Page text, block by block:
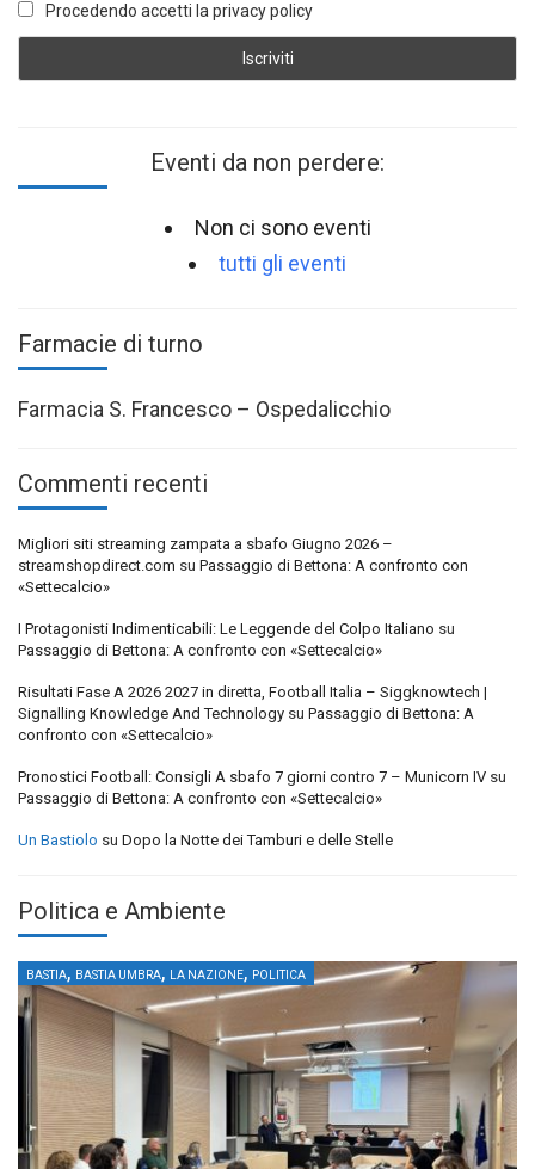
Procedendo accetti la privacy policy
Eventi da non perdere:
Non ci sono eventi
tutti gli eventi
Farmacie di turno
Farmacia S. Francesco – Ospedalicchio
Commenti recenti
Migliori siti streaming zampata a sbafo Giugno 2026 –
streamshopdirect.com su Passaggio di Bettona: A confronto con
«Settecalcio»
I Protagonisti Indimenticabili: Le Leggende del Colpo Italiano su
Passaggio di Bettona: A confronto con «Settecalcio»
Risultati Fase A 2026 2027 in diretta, Football Italia – Siggknowtech |
Signalling Knowledge And Technology su Passaggio di Bettona: A
confronto con «Settecalcio»
Pronostici Football: Consigli A sbafo 7 giorni contro 7 – Municorn IV su
Passaggio di Bettona: A confronto con «Settecalcio»
Un Bastiolo su Dopo la Notte dei Tamburi e delle Stelle
Politica e Ambiente
BASTIA, BASTIA UMBRA, LA NAZIONE, POLITICA